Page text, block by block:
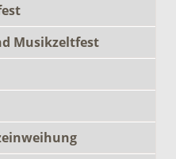
Musikzeltfest